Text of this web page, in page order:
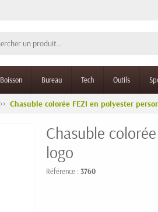
Boisson Bureau Tech Outils
Chasuble colorée FEZI en polyester
Chasuble
logo
Référence : 3760